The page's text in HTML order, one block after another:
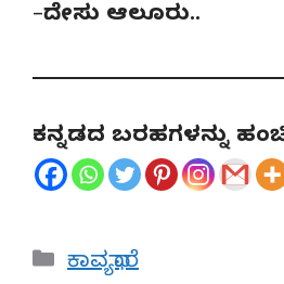
–ದೇಸು ಆಲೂರು..
ಕನ್ನಡದ ಬರಹಗಳನ್ನು
Categories
ಕಾವ್ಯಧಾರೆ